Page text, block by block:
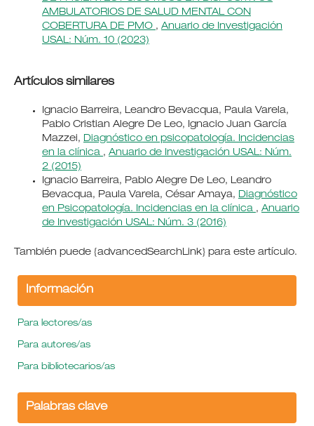
AMBULATORIOS DE SALUD MENTAL CON
COBERTURA DE PMO , Anuario de Investigación
USAL: Núm. 10 (2023)
Artículos similares
Ignacio Barreira, Leandro Bevacqua, Paula Varela,
Pablo Cristian Alegre De Leo, Ignacio Juan García
Mazzei, Diagnóstico en psicopatología. Incidencias
en la clínica , Anuario de Investigación USAL: Núm.
2 (2015)
Ignacio Barreira, Pablo Alegre De Leo, Leandro
Bevacqua, Paula Varela, César Amaya, Diagnóstico
en Psicopatología. Incidencias en la clínica , Anuario
de Investigación USAL: Núm. 3 (2016)
También puede {advancedSearchLink} para este artículo.
Información
Para lectores/as
Para autores/as
Para bibliotecarios/as
Palabras clave